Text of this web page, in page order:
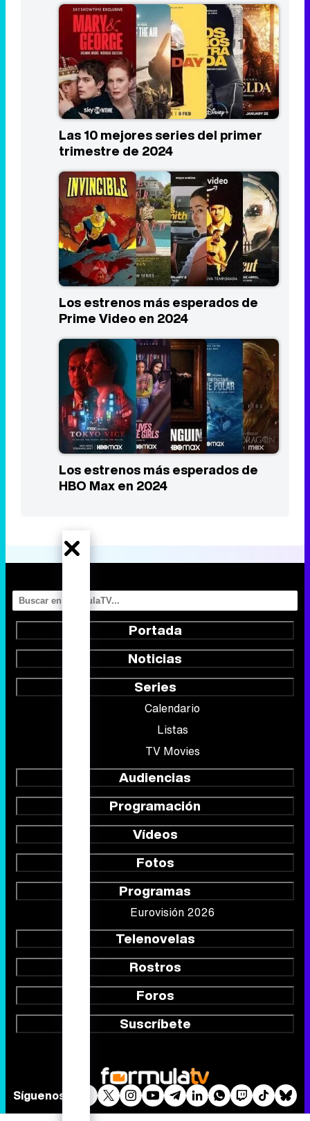
Las 10 mejores series del primer
trimestre de 2024
Los estrenos más esperados de
Prime Video en 2024
Los estrenos más esperados de
HBO Max en 2024
Portada
Noticias
Series
Calendario
Listas
TV Movies
Audiencias
Programación
Vídeos
Fotos
Programas
Eurovisión 2026
Telenovelas
Rostros
Foros
Suscríbete
Síguenos